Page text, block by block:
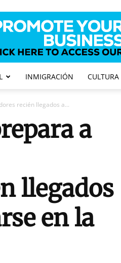
INMIGRACIÓN CULTURA
recién llegados a...
a
llegados
en la